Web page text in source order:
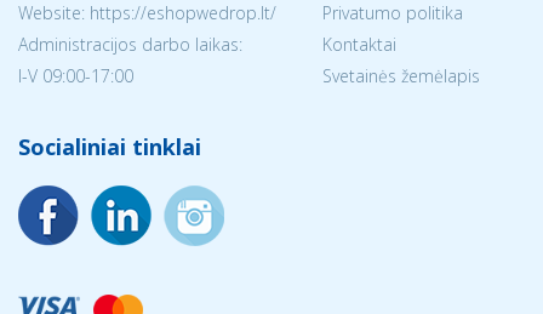
Website: https://eshopwedrop.lt/
Administracijos darbo laikas:
I-V 09:00-17:00
Privatumo politika
Kontaktai
Svetainės žemėlapis
Socialiniai tinklai